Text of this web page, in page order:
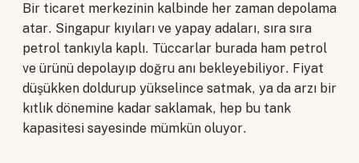
Bir ticaret merkezinin kalbinde her zaman depolama
atar. Singapur kıyıları ve yapay adaları, sıra sıra
petrol tankıyla kaplı. Tüccarlar burada ham petrol
ve ürünü depolayıp doğru anı bekleyebiliyor. Fiyat
düşükken doldurup yükselince satmak, ya da arzı bir
kıtlık dönemine kadar saklamak, hep bu tank
kapasitesi sayesinde mümkün oluyor.